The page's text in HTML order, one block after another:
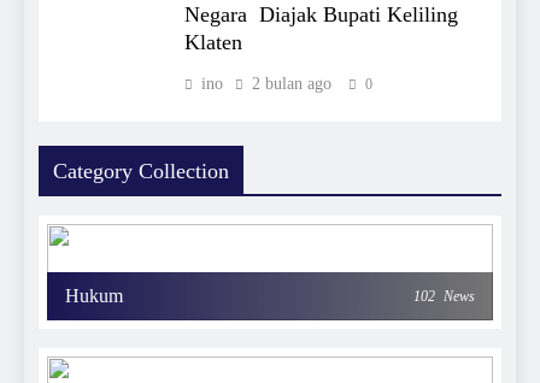
Negara Diajak Bupati Keliling
Klaten
ino 2 bulan ago 0
Category Collection
Hukum 102 News